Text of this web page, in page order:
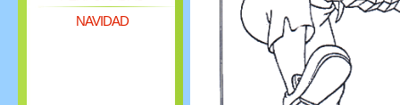
NAVIDAD